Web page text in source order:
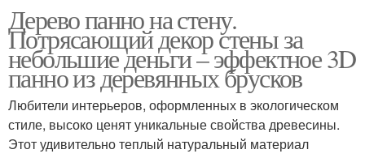
Дерево панно на стену.
Потрясающий декор стены за
небольшие деньги – эффектное 3D
панно из деревянных брусков
Любители интерьеров, оформленных в экологическом
стиле, высоко ценят уникальные свойства древесины.
Этот удивительно теплый натуральный материал